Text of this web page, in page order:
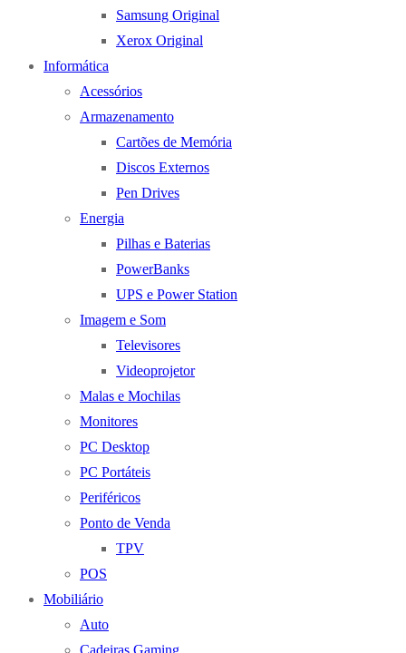
Samsung Original
Xerox Original
Informática
Acessórios
Armazenamento
Cartões de Memória
Discos Externos
Pen Drives
Energia
Pilhas e Baterias
PowerBanks
UPS e Power Station
Imagem e Som
Televisores
Videoprojetor
Malas e Mochilas
Monitores
PC Desktop
PC Portáteis
Periféricos
Ponto de Venda
TPV
POS
Mobiliário
Auto
Cadeiras Gaming